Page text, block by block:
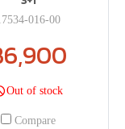
016-00
Out of stock
Compare